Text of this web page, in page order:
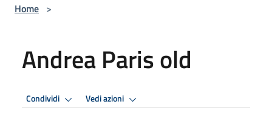
Home >
Andrea Paris old
Condividi Vedi azioni